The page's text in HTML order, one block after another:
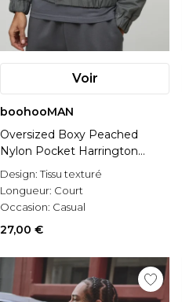
Voir
boohooMAN
Oversized Boxy Peached
Nylon Pocket Harrington
Jacket
Design:Tissu texturé
Longueur: Court
Occasion: Casual
27,00 €